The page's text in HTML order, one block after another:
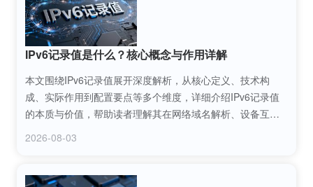
IPv6记录值是什么？核心概念与作用详解
本文围绕IPv6记录值展开深度解析，从核心定义、技术构
成、实际作用到配置要点等多个维度，详细介绍IPv6记录值
的本质与价值，帮助读者理解其在网络域名解析、设备互联
2026-08-03